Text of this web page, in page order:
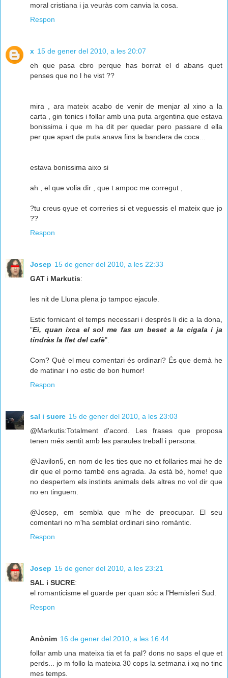
moral cristiana i ja veuràs com canvia la cosa.
Respon
x 15 de gener del 2010, a les 20:07
eh que pasa cbro perque has borrat el d abans quet
penses que no l he vist ??
mira , ara mateix acabo de venir de menjar al xino a la
carta , gin tonics i follar amb una puta argentina que estava
bonissima i que m ha dit per quedar pero passare d ella
per que apart de puta anava fins la bandera de coca...
estava bonissima aixo si
ah , el que volia dir , que t ampoc me corregut ,
?tu creus qyue et correries si et veguessis el mateix que jo
??
Respon
Josep 15 de gener del 2010, a les 22:33
GAT i Markutis:
les nit de Lluna plena jo tampoc ejacule.
Estic fornicant el temps necessari i després li dic a la dona,
"Ei, quan ixca el sol me fas un beset a la cigala i ja
tindràs la llet del cafè".
Com? Què el meu comentari és ordinari? És que demà he
de matinar i no estic de bon humor!
Respon
sal i sucre 15 de gener del 2010, a les 23:03
@Markutis:Totalment d'acord. Les frases que proposa
tenen més sentit amb les paraules treball i persona.
@Javilon5, en nom de les ties que no et follaries mai he de
dir que el porno també ens agrada. Ja està bé, home! que
no despertem els instints animals dels altres no vol dir que
no en tinguem.
@Josep, em sembla que m'he de preocupar. El seu
comentari no m'ha semblat ordinari sino romàntic.
Respon
Josep 15 de gener del 2010, a les 23:21
SAL i SUCRE:
el romanticisme el guarde per quan sóc a l'Hemisferi Sud.
Respon
Anònim 16 de gener del 2010, a les 16:44
follar amb una mateixa tia et fa pal? dons no saps el que et
perds... jo m follo la mateixa 30 cops la setmana i xq no tinc
mes temps.